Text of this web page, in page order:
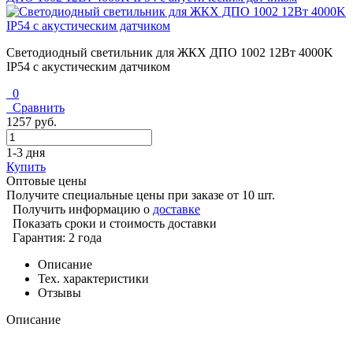
Светодиодный светильник для ЖКХ ДПО 1002 12Вт 4000K
IP54 с акустическим датчиком
0
Сравнить
1257 руб.
1-3 дня
Купить
Оптовые цены
Получите специальные цены при заказе от 10 шт.
Получить информацию о доставке
Показать сроки и стоимость доставки
Гарантия: 2 года
Описание
Тех. характеристики
Отзывы
Описание